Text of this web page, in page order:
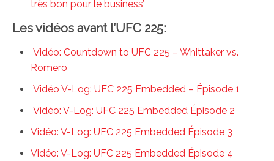
très bon pour le business’
Les vidéos avant l’UFC 225:
Vidéo: Countdown to UFC 225 – Whittaker vs.
Romero
Vidéo V-Log: UFC 225 Embedded – Épisode 1
Vidéo: V-Log: UFC 225 Embedded Épisode 2
Vidéo: V-Log: UFC 225 Embedded Épisode 3
Vidéo: V-Log: UFC 225 Embedded Épisode 4